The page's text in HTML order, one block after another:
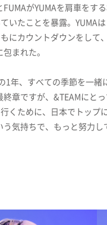
がYUMAを肩車をす
いたことを暴露。YUMA
にカウントダウンをして
まれた。
1年、すべての季節を一
章ですが、&TEAMにと
くために、日本でトッ
気持ちで、もっと努力